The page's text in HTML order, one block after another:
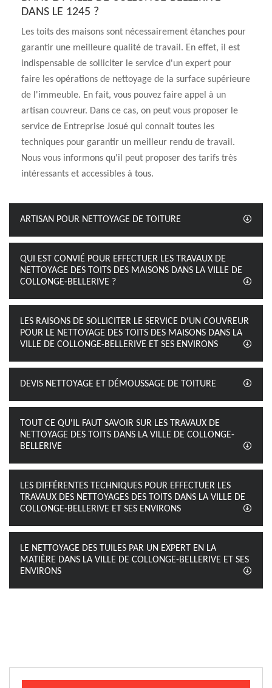
DANS LE 1245 ?
Les toits des maisons sont nécessairement étanches pour
garantir une meilleure qualité de travail. En effet, il est
indispensable de solliciter le service d'un expert pour
faire les opérations de nettoyage de la surface supérieure
de l'immeuble. En fait, vous pouvez faire appel à un
artisan couvreur. Dans ce cas, on peut vous proposer le
service de Entreprise Josué qui connait toutes les
techniques pour garantir un meilleur rendu de travail.
Nous vous informons qu'il peut proposer des tarifs très
intéressants et accessibles à tous.
ARTISAN POUR NETTOYAGE DE TOITURE
QUI EST CONVIÉ POUR EFFECTUER LES TRAVAUX DE
NETTOYAGE DES TOITS DES MAISONS DANS LA VILLE DE
COLLONGE-BELLERIVE ?
LES RAISONS DE SOLLICITER LE SERVICE D'UN COUVREUR
POUR LE NETTOYAGE DES TOITS DES MAISONS DANS LA
VILLE DE COLLONGE-BELLERIVE ET SES ENVIRONS
DEVIS NETTOYAGE ET DÉMOUSSAGE DE TOITURE
TOUT CE QU'IL FAUT SAVOIR SUR LES TRAVAUX DE
NETTOYAGE DES TOITS DANS LA VILLE DE COLLONGE-
BELLERIVE
LES DIFFÉRENTES TECHNIQUES POUR EFFECTUER LES
TRAVAUX DES NETTOYAGES DES TOITS DANS LA VILLE DE
COLLONGE-BELLERIVE ET SES ENVIRONS
LE NETTOYAGE DES TUILES PAR UN EXPERT EN LA
MATIÈRE DANS LA VILLE DE COLLONGE-BELLERIVE ET SES
ENVIRONS